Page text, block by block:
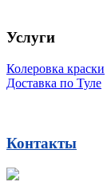
Услуги
Колеровка краски
Доставка по Туле
Контакты